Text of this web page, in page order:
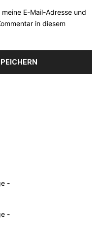
-
-
E-Mail-Adresse und
in diesem